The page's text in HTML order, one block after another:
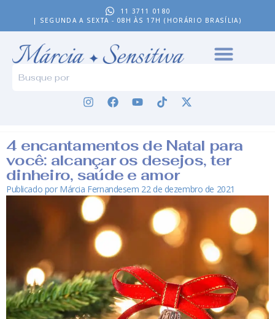
11 3711 0180
| SEGUNDA A SEXTA - 08H ÀS 17H (HORÁRIO BRASÍLIA)
4 encantamentos de Natal para
você: alcançar os desejos, ter
dinheiro, saúde e amor
Publicado porMárcia Fernandesem 22 de dezembro de 2021